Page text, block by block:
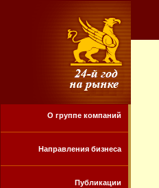
О группе компаний
Направления бизнеса
Публикации